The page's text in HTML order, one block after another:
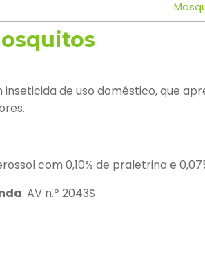
inseticida de uso doméstico, que
com 0,10% de praletrina e
: AV n.º 2043S